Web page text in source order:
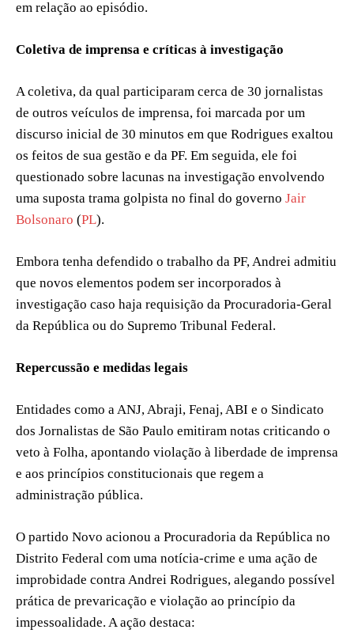
em relação ao episódio.
Coletiva de imprensa e críticas à investigação
A coletiva, da qual participaram cerca de 30 jornalistas
de outros veículos de imprensa, foi marcada por um
discurso inicial de 30 minutos em que Rodrigues exaltou
os feitos de sua gestão e da PF. Em seguida, ele foi
questionado sobre lacunas na investigação envolvendo
uma suposta trama golpista no final do governo Jair
Bolsonaro (PL).
Embora tenha defendido o trabalho da PF, Andrei admitiu
que novos elementos podem ser incorporados à
investigação caso haja requisição da Procuradoria-Geral
da República ou do Supremo Tribunal Federal.
Repercussão e medidas legais
Entidades como a ANJ, Abraji, Fenaj, ABI e o Sindicato
dos Jornalistas de São Paulo emitiram notas criticando o
veto à Folha, apontando violação à liberdade de imprensa
e aos princípios constitucionais que regem a
administração pública.
O partido Novo acionou a Procuradoria da República no
Distrito Federal com uma notícia-crime e uma ação de
improbidade contra Andrei Rodrigues, alegando possível
prática de prevaricação e violação ao princípio da
impessoalidade. A ação destaca: